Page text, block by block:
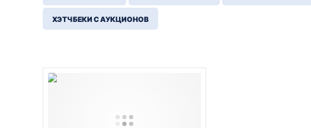
ХЭТЧБЕКИ С АУКЦИОНОВ